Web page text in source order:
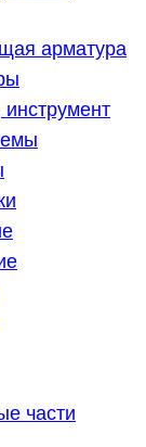
арматура
части